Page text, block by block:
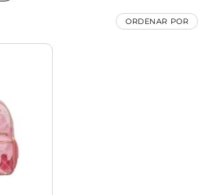
ORDENAR POR